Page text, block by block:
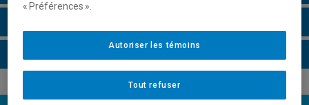
« Préférences ».
Tout refuser
Autoriser les témoins